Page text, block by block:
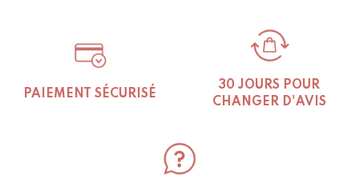
PAIEMENT SÉCURISÉ
30 JOURS POUR
CHANGER D'AVIS